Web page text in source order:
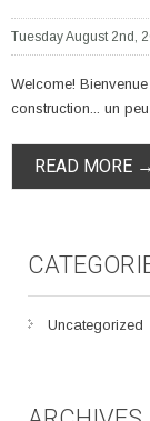
Tuesday August 2nd,
Welcome!
construction... un
READ MORE →
Uncategorized